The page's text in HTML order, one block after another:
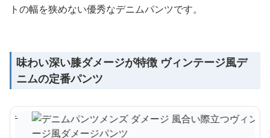
トの幅を狭めない優秀なデニムパンツです。
味わい深い膝ダメージが特徴 ヴィンテージ風デ
ニムの定番パンツ